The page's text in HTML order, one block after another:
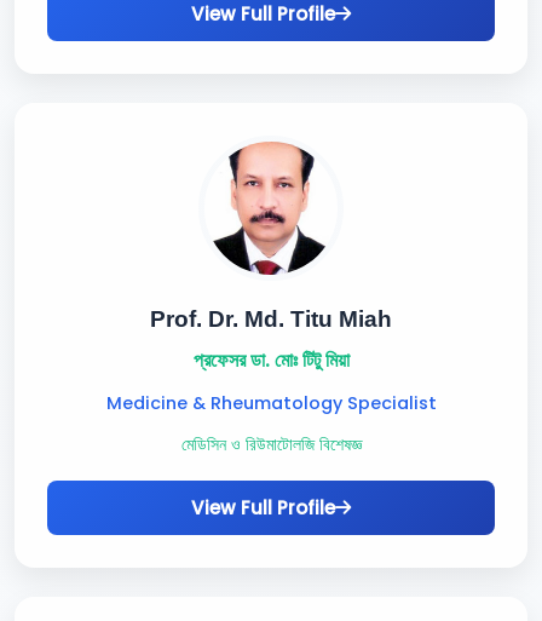
View Full Profile
Prof. Dr. Md. Titu Miah
প্রফেসর ডা. মোঃ টিটু মিয়া
Medicine & Rheumatology Specialist
মেডিসিন ও রিউমাটোলজি বিশেষজ্ঞ
View Full Profile